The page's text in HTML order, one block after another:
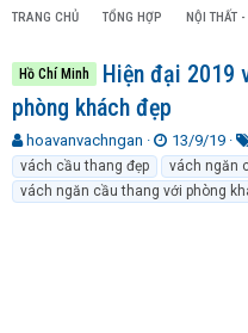
TRANG CHỦ TỔNG HỢP NỘI THẤT
Hồ Chí Minh
Hiện đại 2019
phòng khách đẹp
T
h
r
e
hoavanvachngan
N
g
à
y
13/9/19
vách cầu thang đẹp
vách ngăn
vách ngăn cầu thang với phòng